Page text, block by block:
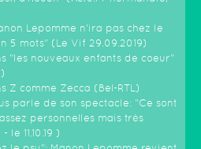
Lepomme n'ira pas chez le
5 mots" (Le Vif 29.09.2019)
"les nouveaux enfants de coeur"
Z comme Zecca (Bel-RTL)
parle de son spectacle: "Ce sont
personnelles mais très
11.10.19 )